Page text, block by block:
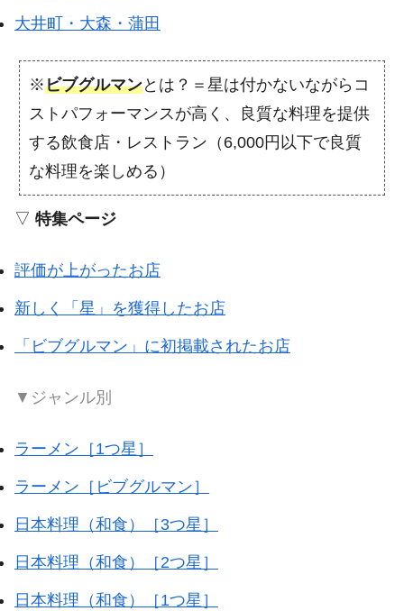
大井町・大森・蒲田
※ビブグルマンとは？＝星は付かないながらコ
ストパフォーマンスが高く、良質な料理を提供
する飲食店・レストラン（6,000円以下で良質
な料理を楽しめる）
▽ 特集ページ
評価が上がったお店
新しく「星」を獲得したお店
「ビブグルマン」に初掲載されたお店
▼ジャンル別
ラーメン［1つ星］
ラーメン［ビブグルマン］
日本料理（和食）［3つ星］
日本料理（和食）［2つ星］
日本料理（和食）［1つ星］